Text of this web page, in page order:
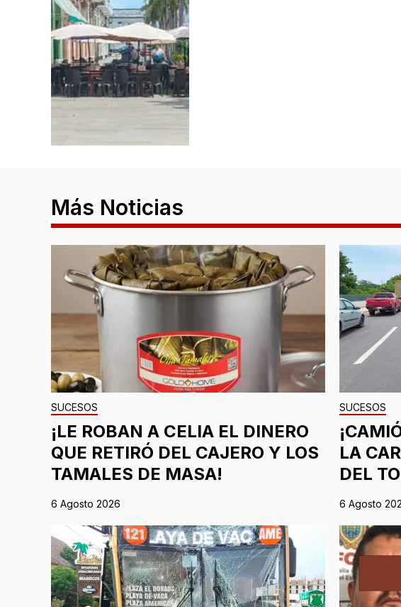
Más Noticias
SUCESOS
¡LE ROBAN A CELIA EL DINERO
QUE RETIRÓ DEL CAJERO Y LOS
TAMALES DE MASA!
6 Agosto 2026
SUCESOS
LA
DEL
6 Agosto